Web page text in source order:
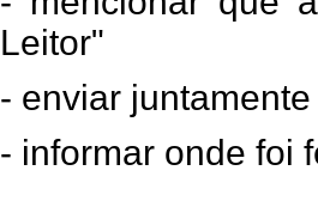
Leitor"
- enviar
- informar onde foi